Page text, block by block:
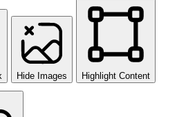
Hide Images Highlight Content